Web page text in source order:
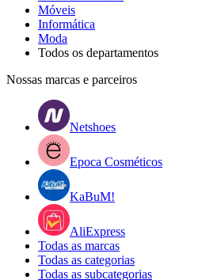
Móveis
Informática
Moda
Todos os departamentos
Nossas marcas e parceiros
Netshoes
Epoca Cosméticos
KaBuM!
AliExpress
Todas as marcas
Todas as categorias
Todas as subcategorias